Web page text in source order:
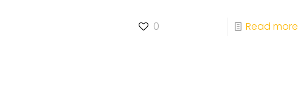
0 Read more